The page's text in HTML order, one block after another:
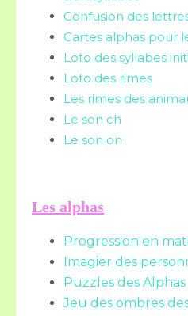
Confusion des
Cartes alphas pour
Loto des syllabes
Loto des rimes
Les rimes des
Le son ch
Le son on
Les alphas
Progression en
Imagier des
Puzzles des Alphas
Jeu des ombres